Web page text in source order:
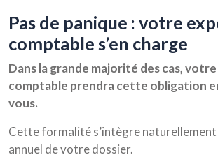
pas de panique : votre expert-
comptable s’en charge
Dans la grande majorité des cas,
comptable prendra cette obligation
vous.
Cette formalité s’intègre naturellement
annuel de votre dossier.